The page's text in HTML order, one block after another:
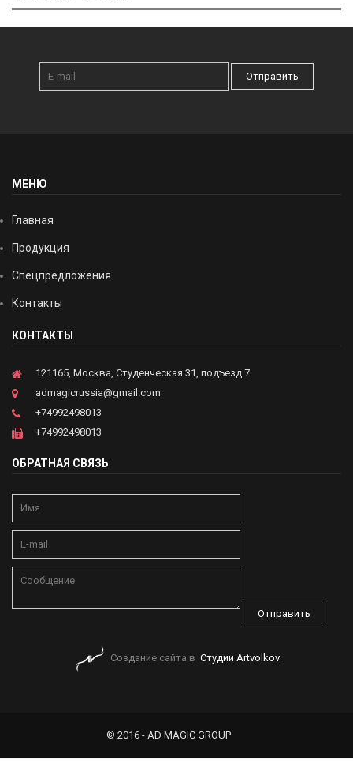
Отправить
МЕНЮ
Главная
Продукция
Спецпредложения
Контакты
КОНТАКТЫ
121165, Москва, Студенческая 31, подъезд 7
admagicrussia@gmail.com
+74992498013
+74992498013
ОБРАТНАЯ СВЯЗЬ
Отправить
Создание сайта в Студии Artvolkov
© 2016 - AD MAGIC GROUP